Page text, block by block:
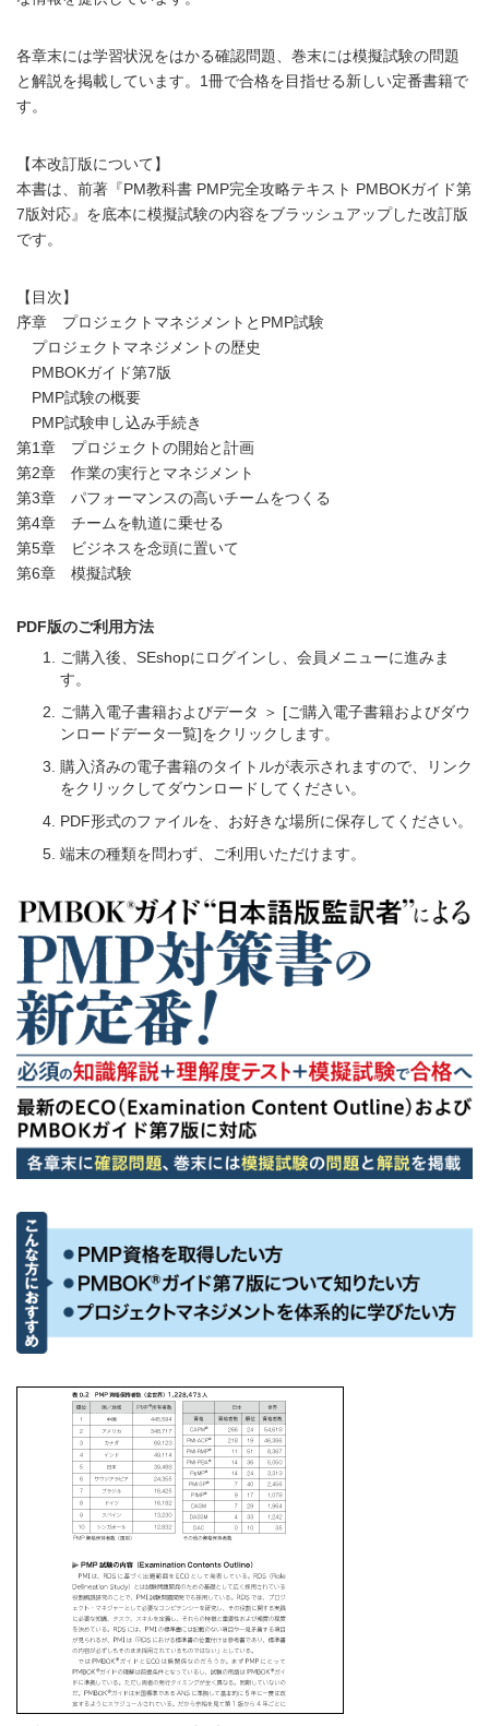
各章末には学習状況をはかる確認問題、巻末には模擬試験の問題
と解説を掲載しています。1冊で合格を目指せる新しい定番書籍で
す。
【本改訂版について】
本書は、前著『PM教科書 PMP完全攻略テキスト PMBOKガイド第
7版対応』を底本に模擬試験の内容をブラッシュアップした改訂版
です。
【目次】
序章 プロジェクトマネジメントとPMP試験
プロジェクトマネジメントの歴史
PMBOKガイド第7版
PMP試験の概要
PMP試験申し込み手続き
第1章 プロジェクトの開始と計画
第2章 作業の実行とマネジメント
第3章 パフォーマンスの高いチームをつくる
第4章 チームを軌道に乗せる
第5章 ビジネスを念頭に置いて
第6章 模擬試験
PDF版のご利用方法
ご購入後、SEshopにログインし、会員メニューに進みま
す。
ご購入電子書籍およびデータ ＞ [ご購入電子書籍およびダウ
ンロードデータ一覧]をクリックします。
購入済みの電子書籍のタイトルが表示されますので、リンク
をクリックしてダウンロードしてください。
PDF形式のファイルを、お好きな場所に保存してください。
端末の種類を問わず、ご利用いただけます。